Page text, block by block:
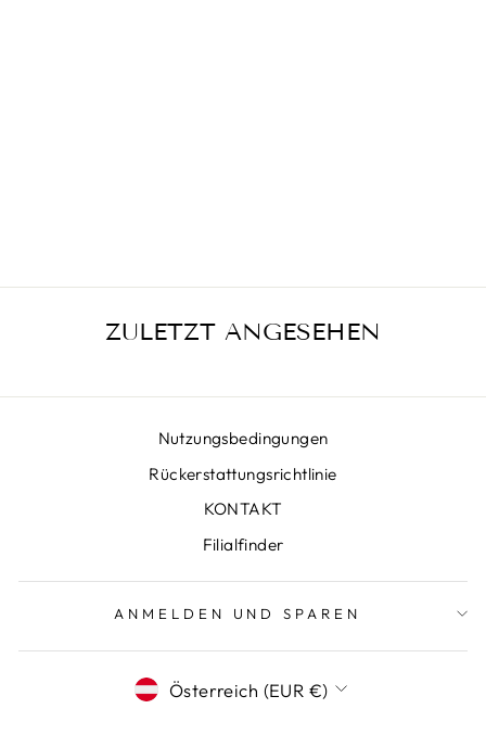
ZULETZT ANGESEHEN
Nutzungsbedingungen
Rückerstattungsrichtlinie
KONTAKT
Filialfinder
ANMELDEN UND SPAREN
WÄHRUNG
Österreich (EUR €)